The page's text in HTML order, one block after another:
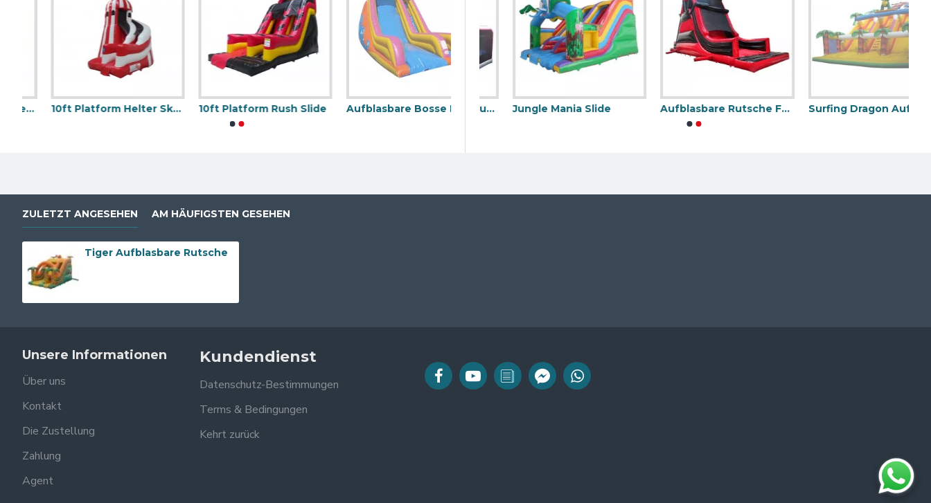
10ft Platform Helter Skelter Rutsche 10ft Platform Rush Slide Aufblasbare Bosse Rutsche
Aufblasbare Löschfahrzeugrutsche Titanic Aufblasbare Rutsche Jungle Mania Slide Aufblasbare Rutsche Für Erwachsene Surfing Dragon Aufblasbare Rutsche
ZULETZT ANGESEHEN AM HÄUFIGSTEN GESEHEN
Tiger Aufblasbare Rutsche
Unsere Informationen
Über uns
Kontakt
Die Zustellung
Zahlung
Agent
Kundendienst
Datenschutz-Bestimmungen
Terms & Bedingungen
Kehrt zurück